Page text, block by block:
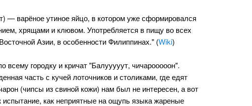
— варёное утиное яйцо, в котором уже сформировался
хрящами и клювом. Употребляется в пищу во всех
Азии, в особенности Филиппинах." (Wiki)
городку и кричат "Балууууут, чичарооооон".
часть с кучей лоточников и столиками, где едят
(чипсы из свиной кожи) нам был не интересен, а вот
как неприятные на ощупь языка жареные